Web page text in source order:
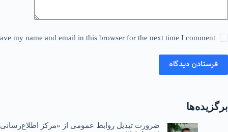
my name and email in this browser for the next time I comment.
فرستادن دیدگاه
برگزیده‌ها
ضرورت تبدیل روابط عمومی از «مرکز